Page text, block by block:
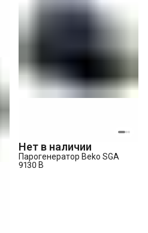
Нет в наличии
Парогенератор Beko SGA
9130 B